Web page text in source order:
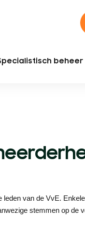
beheer
van de VvE.
stemmen op de